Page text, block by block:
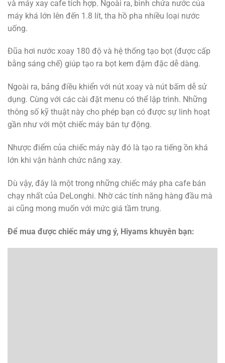
và máy xay cafe tích hợp. Ngoài ra, bình chứa nước của
máy khá lớn lên đến 1.8 lít, tha hồ pha nhiều loại nước
uống.
Đũa hơi nước xoay 180 độ và hệ thống tạo bọt (được cấp
bằng sáng chế) giúp tạo ra bọt kem đậm đặc dễ dàng.
Ngoài ra, bảng điều khiển với nút xoay và nút bấm dễ sử
dụng. Cùng với các cài đặt menu có thể lập trình. Những
thông số kỹ thuật này cho phép bạn có được sự linh hoạt
gần như với một chiếc máy bán tự động.
Nhược điểm của chiếc máy này đó là tạo ra tiếng ồn khá
lớn khi vận hành chức năng xay.
Dù vậy, đây là một trong những chiếc máy pha cafe bán
chạy nhất của DeLonghi. Nhờ các tính năng hàng đầu mà
ai cũng mong muốn với mức giá tầm trung.
Để mua được chiếc máy ưng ý, Hiyams khuyên bạn: